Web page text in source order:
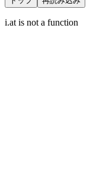
i.at is not a function